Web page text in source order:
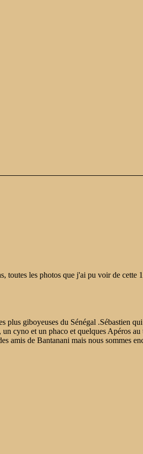
toutes les photos que j'ai pu voir de cette
plus giboyeuses du Sénégal .Sébastien
cyno et un phaco et quelques Apéros
amis de Bantanani mais nous sommes